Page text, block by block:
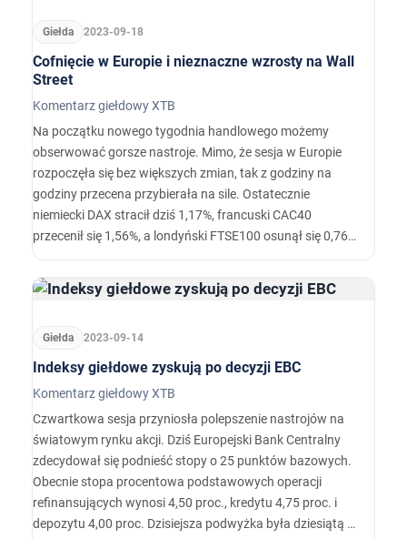
Giełda 2023-09-18
Cofnięcie w Europie i nieznaczne wzrosty na Wall
Street
Komentarz giełdowy XTB
Na początku nowego tygodnia handlowego możemy
obserwować gorsze nastroje. Mimo, że sesja w Europie
rozpoczęła się bez większych zmian, tak z godziny na
godziny przecena przybierała na sile. Ostatecznie
niemiecki DAX stracił dziś 1,17%, francuski CAC40
przecenił się 1,56%, a londyński FTSE100 osunął się 0,76%.
Giełda 2023-09-14
Indeksy giełdowe zyskują po decyzji EBC
Komentarz giełdowy XTB
Czwartkowa sesja przyniosła polepszenie nastrojów na
światowym rynku akcji. Dziś Europejski Bank Centralny
zdecydował się podnieść stopy o 25 punktów bazowych.
Obecnie stopa procentowa podstawowych operacji
refinansujących wynosi 4,50 proc., kredytu 4,75 proc. i
depozytu 4,00 proc. Dzisiejsza podwyżka była dziesiątą z